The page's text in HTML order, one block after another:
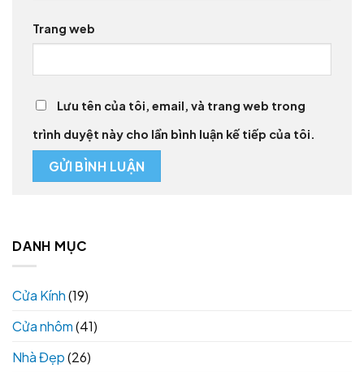
Trang web
Lưu tên của tôi, email, và trang web trong
trình duyệt này cho lần bình luận kế tiếp của tôi.
DANH MỤC
Cửa Kính(19)
Cửa nhôm(41)
Nhà Đẹp(26)